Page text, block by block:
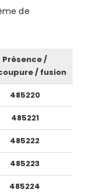
de
Présence /
/ fusion
485220
485221
485222
485223
485224